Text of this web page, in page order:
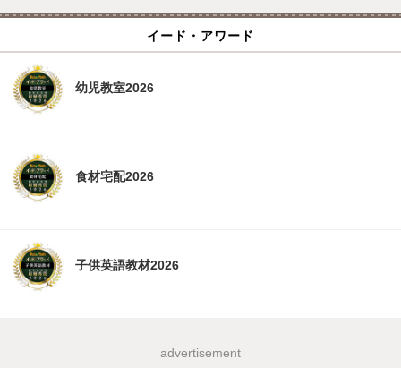
イード・アワード
幼児教室2026
食材宅配2026
子供英語教材2026
advertisement